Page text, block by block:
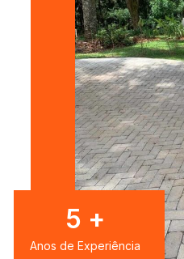
7 +
Anos de Experiência